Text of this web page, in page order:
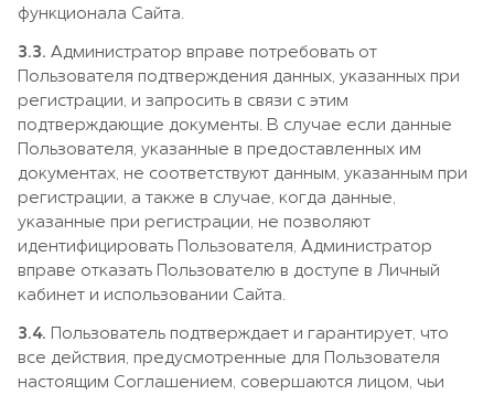
функционала Сайта.
3.3. Администратор вправе потребовать от
Пользователя подтверждения данных, указанных при
регистрации, и запросить в связи с этим
подтверждающие документы. В случае если данные
Пользователя, указанные в предоставленных им
документах, не соответствуют данным, указанным при
регистрации, а также в случае, когда данные,
указанные при регистрации, не позволяют
идентифицировать Пользователя, Администратор
вправе отказать Пользователю в доступе в Личный
кабинет и использовании Сайта.
3.4. Пользователь подтверждает и гарантирует, что
все действия, предусмотренные для Пользователя
настоящим Соглашением, совершаются лицом, чьи